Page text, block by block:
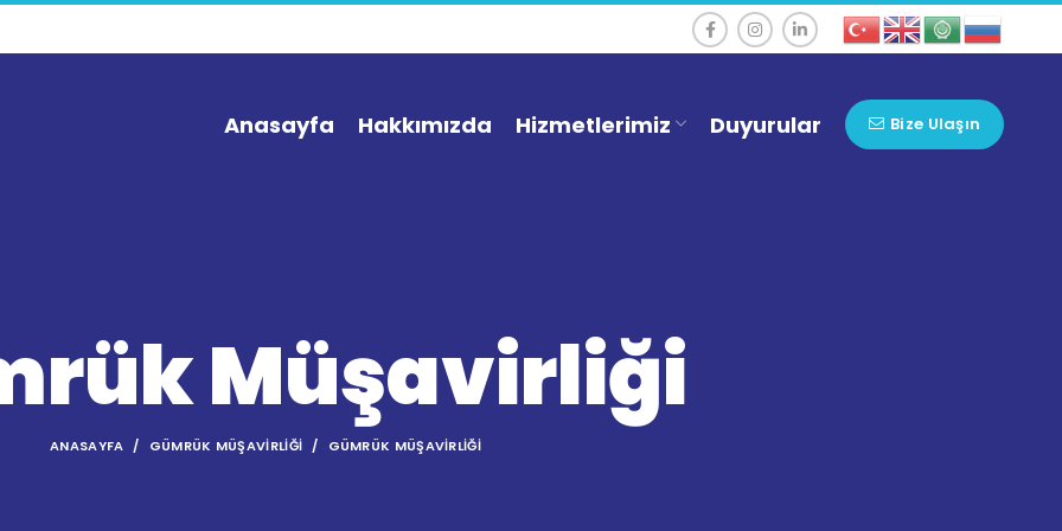
Anasayfa Hakkımızda Hizmetlerimiz Duyurular Bize Ulaşın
Müşavirliği
ANASAYFA GÜMRÜK MÜŞAVIRLIĞI GÜMRÜK MÜŞAVIRLIĞI